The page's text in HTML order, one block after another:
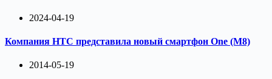
2024-04-19
Компания HTC представила новый смартфон One (M8)
2014-05-19